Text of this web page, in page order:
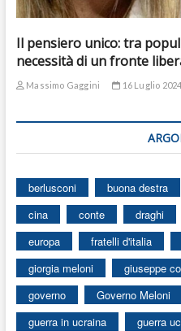
Il pensiero unico: tra
necessità di un fronte
Massimo Gaggini 16 Luglio 2024
berlusconi buona destra
cina
conte draghi
europa
fratelli d'italia
giorgia meloni
giuseppe
governo
Governo Meloni
guerra in ucraina
guerra